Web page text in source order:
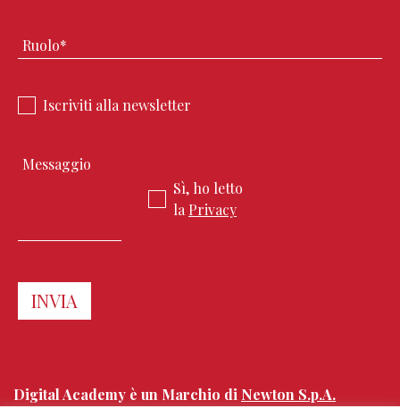
Iscriviti alla newsletter
Sì, ho letto
laPrivacy
Digital Academy è un Marchio di Newton S.p.A.